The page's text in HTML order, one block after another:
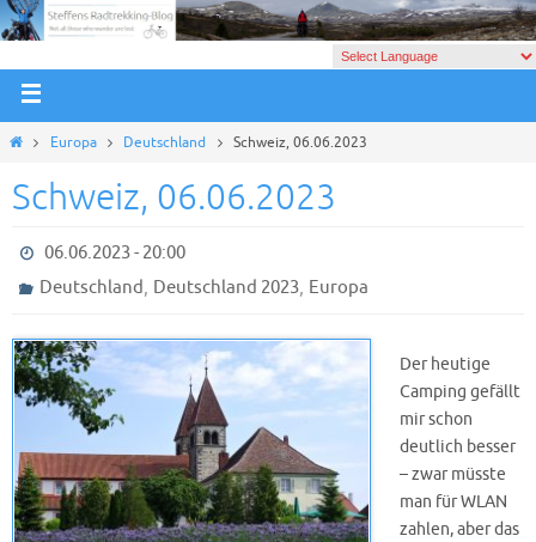
Europa Deutschland Schweiz, 06.06.2023
Schweiz, 06.06.2023
06.06.2023 - 20:00
Deutschland, Deutschland 2023, Europa
Der heutige
Camping gefällt
mir schon
deutlich besser
– zwar müsste
man für WLAN
zahlen, aber das